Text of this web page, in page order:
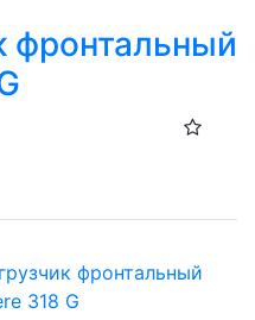
фронтальный
фронтальный
318 G